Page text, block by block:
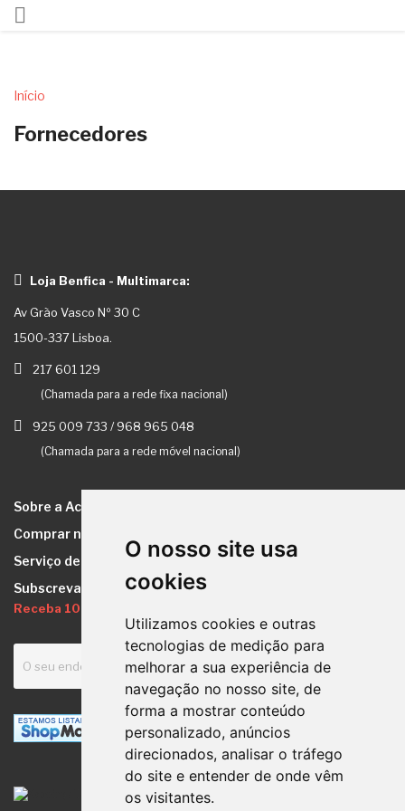
O nosso site usa
cookies
Utilizamos cookies e outras
tecnologias de medição para
melhorar a sua experiência de
navegação no nosso site, de
forma a mostrar conteúdo
personalizado, anúncios
direcionados, analisar o tráfego
do site e entender de onde vêm
os visitantes.

Início
Fornecedores
Loja Benfica - Multimarca:
Av Grão Vasco Nº 30 C
1500-337 Lisboa.
217 601 129
(Chamada para a rede fixa nacional)
925 009 733 /968 965 048
(Chamada para a rede móvel nacional)
Sobre a Academia do Sono
Comprar na Academia do Sono
Serviço de Apoio ao Cliente
Subscreva a Newsletter
Receba 10% de Desconto